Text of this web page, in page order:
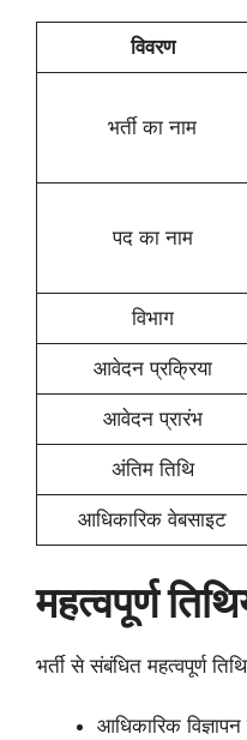
विवरण
भर्ती का नाम
पद का नाम
विभाग
आवेदन प्रक्रिया
आवेदन प्रारंभ
अंतिम तिथि
आधिकारिक वेबसाइट
महत्वपूर्ण
भर्ती से संबंधित महत्वपूर्ण
आधिकारिक